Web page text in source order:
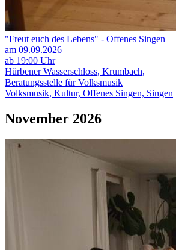
"Freut euch des Lebens" - Offenes Singen
am 09.09.2026
ab 19:00 Uhr
Hürbener Wasserschloss, Krumbach,
Beratungsstelle für Volksmusik
Volksmusik, Kultur, Offenes Singen, Singen
November 2026